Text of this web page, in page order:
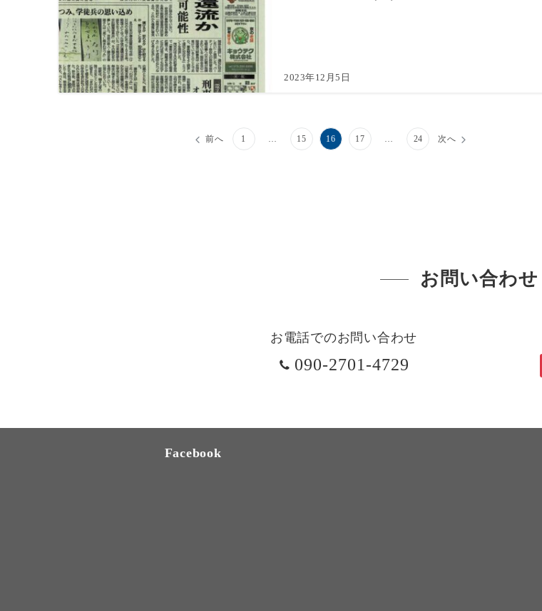
2023年12月5日
前へ 1 … 15 16 17 … 24 次へ
お問い合わせ
お電話でのお問い合わせ
090-2701-4729
Facebook